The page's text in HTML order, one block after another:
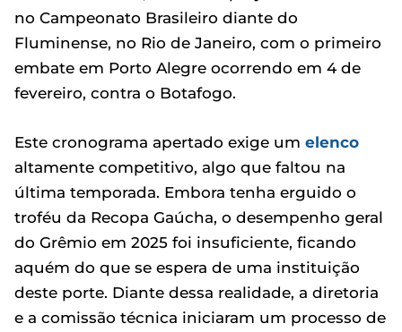
no Campeonato Brasileiro diante do
Fluminense, no Rio de Janeiro, com o primeiro
embate em Porto Alegre ocorrendo em 4 de
fevereiro, contra o Botafogo.
Este cronograma apertado exige um elenco
altamente competitivo, algo que faltou na
última temporada. Embora tenha erguido o
troféu da Recopa Gaúcha, o desempenho geral
do Grêmio em 2025 foi insuficiente, ficando
aquém do que se espera de uma instituição
deste porte. Diante dessa realidade, a diretoria
e a comissão técnica iniciaram um processo de